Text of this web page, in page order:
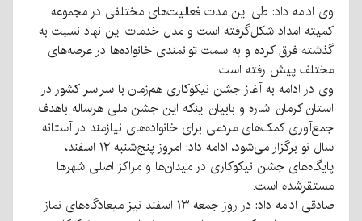
وی ادامه داد: طی این مدت فعالیت‌های مختلفی در مجموعه
کمیته امداد شکل‌گرفته است و مدل خدمات این نهاد نسبت به
گذشته فرق کرده و به سمت توانمندی خانواده‌ها در عرصه‌های
مختلف پیش رفته است.
وی در ادامه به آغاز جشن نیکوکاری هم‌زمان با سراسر کشور در
استان کرمان اشاره و بابیان اینکه این جشن ملی هرساله باهدف
جمع‌آوری کمک‌های مردمی برای خانواده‌های نیازمند در آستانه
سال نو برگزار می‌شود، ادامه داد: امروز پنج‌شنبه ۱۲ اسفند،
پایگاه‌های جشن نیکوکاری در میدان‌ها و مراکز اصلی شهرها
مستقرشده است.
صادقی ادامه داد: در روز جمعه ۱۳ اسفند نیز میعادگاه‌های نماز